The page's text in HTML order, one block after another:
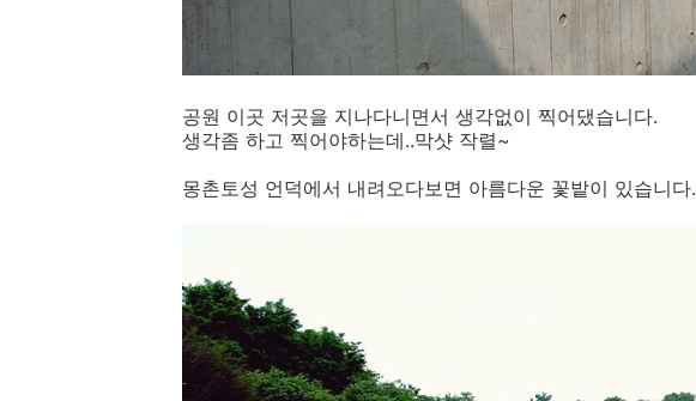
공원 이곳 저곳을 지나다니면서 생각없이 찍어댔습니다.
생각좀 하고 찍어야하는데..막샷 작렬~
몽촌토성 언덕에서 내려오다보면 아름다운 꽃밭이 있습니다.